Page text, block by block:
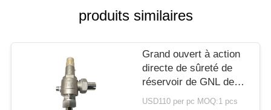
DEMANDEZ
UNE
produits similaires
Grand ouvert à action
directe de sûreté de
réservoir de GNL de
ressort cryogénique de
USD110 per pc MOQ:1 pcs